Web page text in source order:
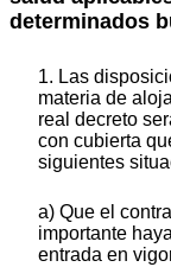
determinados
1. Las
materia de
real decreto
con cubierta
siguientes
a) Que el
importante
entrada en